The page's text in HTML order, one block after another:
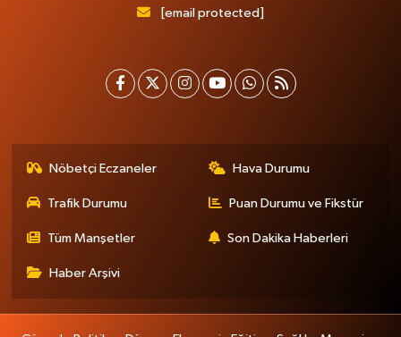
[email protected]
Nöbetçi Eczaneler Hava Durumu
Trafik Durumu Puan Durumu ve Fikstür
Tüm Manşetler Son Dakika Haberleri
Haber Arşivi